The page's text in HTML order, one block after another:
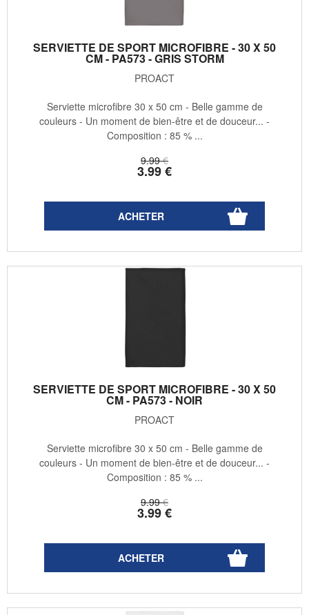
SERVIETTE DE SPORT MICROFIBRE - 30 X 50
CM - PA573 - GRIS STORM
PROACT
9.99 €
3.99€
Serviette microfibre 30 x 50 cm - Belle gamme de
couleurs - Un moment de bien-être et de douceur... -
Composition : 85 % ...
SERVIETTE DE SPORT MICROFIBRE - 30 X 50
CM - PA573 - NOIR
PROACT
9.99 €
3.99€
Serviette microfibre 30 x 50 cm - Belle gamme de
couleurs - Un moment de bien-être et de douceur... -
Composition : 85 % ...